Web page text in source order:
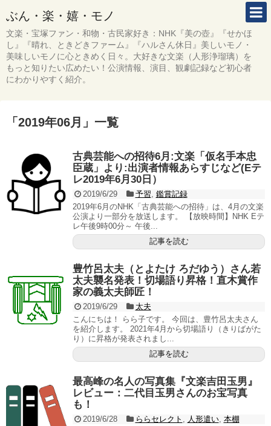
ぶん・楽・嬉・モノ
文楽・宝塚ファン・和物・古民家好き：NHK『美の壺』『せかほ
し』『晴れ、ときどきファーム』『ハルさん休日』美しいモノ・
美味しいモノに心ときめく日々。大好きな文楽（人形浄瑠璃）を
もっと知りたい広めたい！公演情報、演目、観劇記録など初心者
にわかりやすく紹介。
「 2019年06月 」 一覧
古典芸能への招待6月:文楽「仮名手本忠
臣蔵」より:出演者情報あらすじなど(Eテ
レ2019年6月30日）
2019/6/29 予習 鑑賞記録
2019年6月のNHK「古典芸能への招待」は、4月の文楽
公演より一部分を放送します。 【放映時間】NHK Eテ
レ午後9時00分～ 午後...
記事を読む
豊竹呂太夫（とよたけ ろだゆう）さん若
太夫襲名発表！切場語り昇格！直木賞作
家の義太夫師匠！
2019/6/29
太夫
こんにちは！ らら子です。 今回は、豊竹呂太夫さん
を紹介します。 2021年4月から切場語り（きりばがた
り）に昇格が発表されまし...
記事を読む
最高峰の名人の写真集『文楽吉田玉男』
レビュー：二代目玉男さんのお宝写真
も！
2019/6/28 ららセレクト 人形遣い, 本棚